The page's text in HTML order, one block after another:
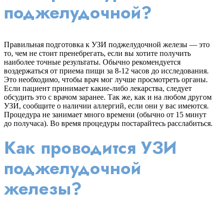
поджелудочной?
Правильная подготовка к УЗИ поджелудочной железы — это
то, чем не стоит пренебрегать, если вы хотите получить
наиболее точные результаты. Обычно рекомендуется
воздержаться от приема пищи за 8-12 часов до исследования.
Это необходимо, чтобы врач мог лучше просмотреть органы.
Если пациент принимает какие-либо лекарства, следует
обсудить это с врачом заранее. Так же, как и на любом другом
УЗИ, сообщите о наличии аллергий, если они у вас имеются.
Процедура не занимает много времени (обычно от 15 минут
до получаса). Во время процедуры постарайтесь расслабиться.
Как проводится УЗИ
поджелудочной
железы?